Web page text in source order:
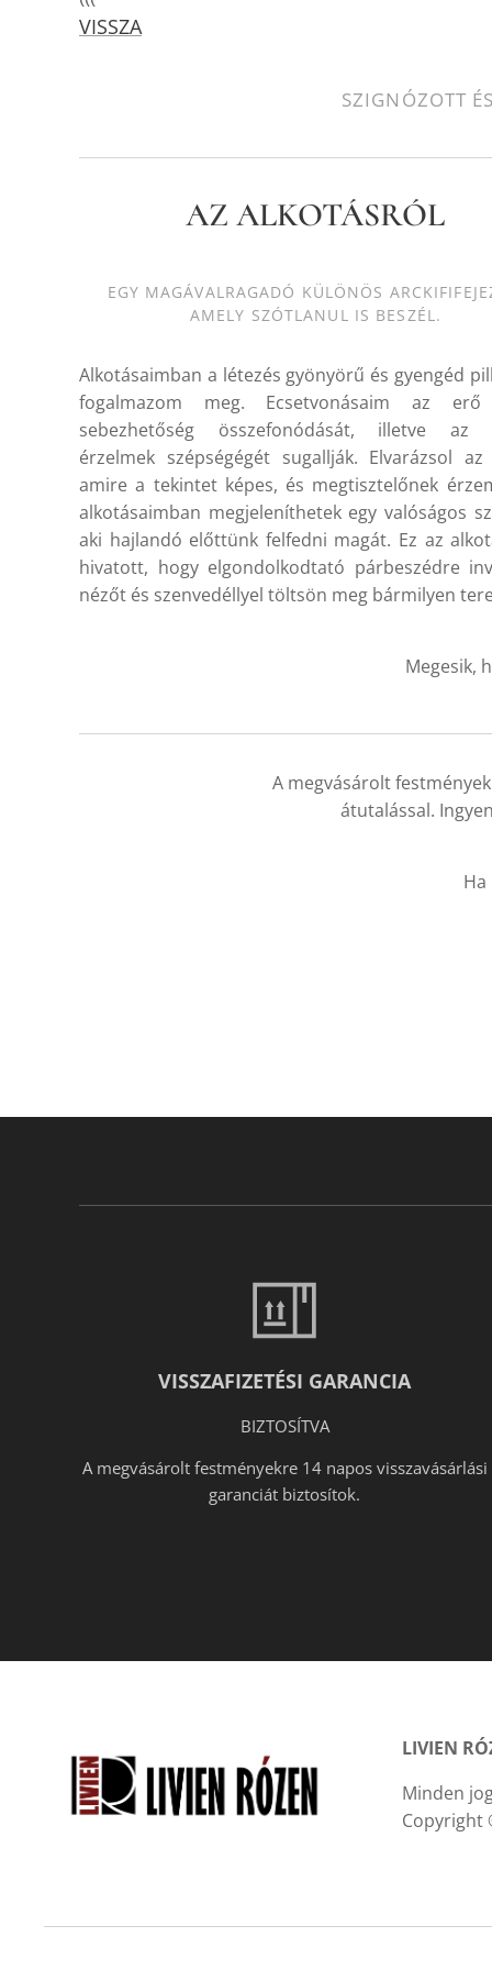
VISSZA
SZIGNÓZOTT
AZ ALKOTÁSRÓL
EGY MAGÁVALRAGADÓ KÜLÖNÖS
AMELY SZÓTLANUL IS BESZÉL.
Alkotásaimban a létezés gyönyörű és gyengéd
fogalmazom meg. Ecsetvonásaim az
sebezhetőség összefonódását, illetve az
érzelmek szépségégét sugallják. Elvarázsol
amire a tekintet képes, és megtisztelőnek
alkotásaimban megjeleníthetek egy valóságos
aki hajlandó előttünk felfedni magát. Ez az
hivatott, hogy elgondolkodtató párbeszédre
nézőt és szenvedéllyel töltsön meg bármilyen
Megesik,
A megvásárolt
átutalással.
VISSZAFIZETÉSI GARANCIA
BIZTOSÍTVA
A megvásárolt festményekre 14 napos visszavásárlási
garanciát biztosítok.
LIVIEN
Minden
Copyright